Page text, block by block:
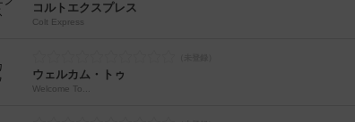
コルトエクスプレス
Colt Express
ウェルカム・トゥ
Welcome To...